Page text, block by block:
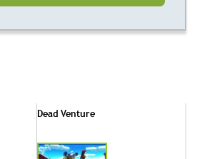
Dead Venture